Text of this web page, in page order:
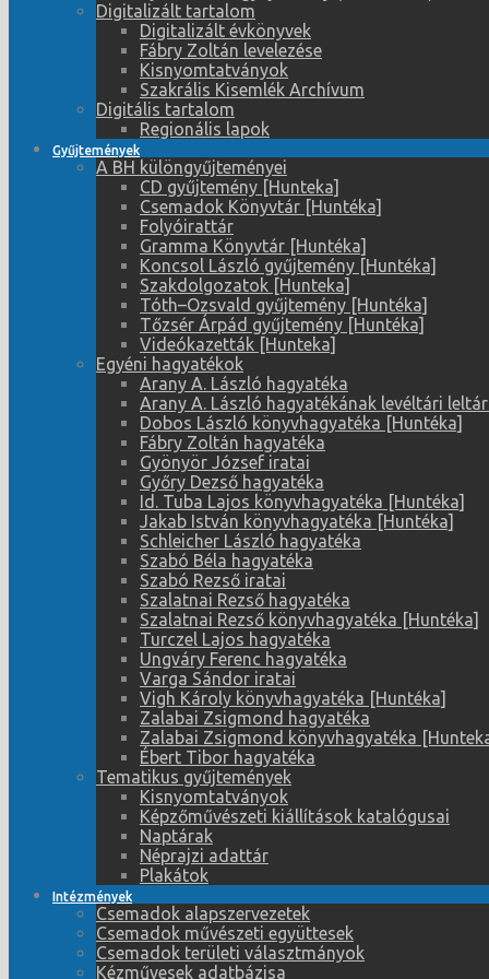
Digitalizált tartalom
Digitalizált évkönyvek
Fábry Zoltán levelezése
Kisnyomtatványok
Szakrális Kisemlék Archívum
Digitális tartalom
Regionális lapok
Gyűjtemények
A BH különgyűjteményei
CD gyűjtemény [Hunteka]
Csemadok Könyvtár [Huntéka]
Folyóirattár
Gramma Könyvtár [Huntéka]
Koncsol László gyűjtemény [Huntéka]
Szakdolgozatok [Hunteka]
Tóth–Ozsvald gyűjtemény [Huntéka]
Tőzsér Árpád gyűjtemény [Huntéka]
Videókazetták [Hunteka]
Egyéni hagyatékok
Arany A. László hagyatéka
Arany A. László hagyatékának levéltári
Dobos László könyvhagyatéka [Huntéka]
Fábry Zoltán hagyatéka
Gyönyör József iratai
Győry Dezső hagyatéka
Id. Tuba Lajos könyvhagyatéka [Huntéka]
Jakab István könyvhagyatéka [Huntéka]
Schleicher László hagyatéka
Szabó Béla hagyatéka
Szabó Rezső iratai
Szalatnai Rezső hagyatéka
Szalatnai Rezső könyvhagyatéka [Huntéka]
Turczel Lajos hagyatéka
Ungváry Ferenc hagyatéka
Varga Sándor iratai
Vigh Károly könyvhagyatéka [Huntéka]
Zalabai Zsigmond hagyatéka
Zalabai Zsigmond könyvhagyatéka
Ébert Tibor hagyatéka
Tematikus gyűjtemények
Kisnyomtatványok
Képzőművészeti kiállítások katalógusai
Naptárak
Néprajzi adattár
Plakátok
Intézmények
Csemadok alapszervezetek
Csemadok művészeti együttesek
Csemadok területi választmányok
Kézművesek adatbázisa